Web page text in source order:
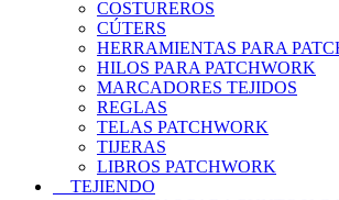
COSTUREROS
CÚTERS
HERRAMIENTAS PARA
HILOS PARA PATCHWORK
MARCADORES TEJIDOS
REGLAS
TELAS PATCHWORK
TIJERAS
LIBROS PATCHWORK
TEJIENDO